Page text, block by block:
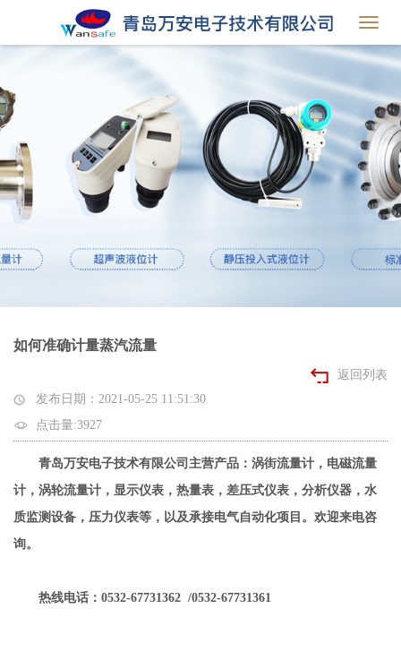
如何准确计量蒸汽流量
返回列表
发布日期：2021-05-25 11:51:30
点击量:3927
青岛万安电子技术有限公司主营产品：涡街流量计，电磁流量
计，涡轮流量计，显示仪表，热量表，差压式仪表，分析仪器，水
质监测设备，压力仪表等，以及承接电气自动化项目。欢迎来电咨
询。
热线电话：0532-67731362 /0532-67731361